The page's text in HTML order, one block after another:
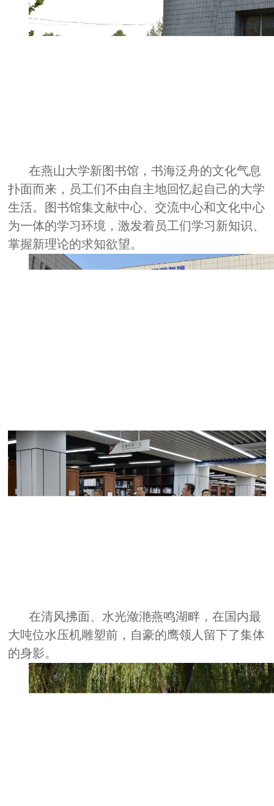
在燕山大学新图书馆，书海泛舟的文化气息
扑面而来，员工们不由自主地回忆起自己的大学
生活。图书馆集文献中心、交流中心和文化中心
为一体的学习环境，激发着员工们学习新知识、
掌握新理论的求知欲望。
在清风拂面、水光潋滟燕鸣湖畔，在国内最
大吨位水压机雕塑前，自豪的鹰领人留下了集体
的身影。